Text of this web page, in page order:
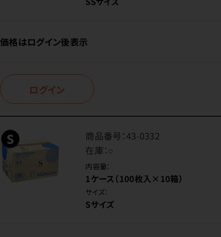
価格はログイン後表示
ログイン
商品番号：43-0332
在庫：○
内容量：
1ケース（100枚入×10箱）
サイズ：
Sサイズ